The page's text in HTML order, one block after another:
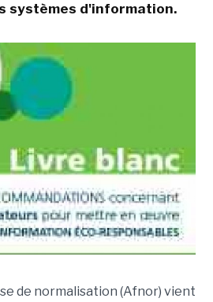
systèmes d'information.
de normalisation (Afnor) vient